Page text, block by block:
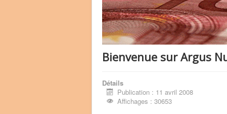
Bienvenue sur Argus
Détails
Publication : 11 avril 2008
Affichages : 30653